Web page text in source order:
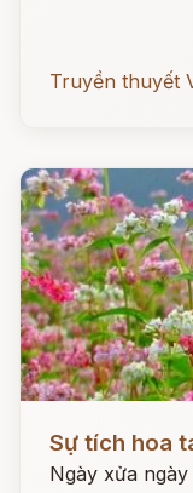
Truyền thuyết
Sự tích hoa
Ngày xửa